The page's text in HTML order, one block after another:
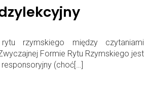
rzymskiego między czytaniami
Formie Rytu Rzymskiego jest
(choć[…]